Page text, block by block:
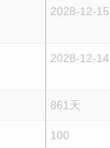
2028-12-15
2028-12-14
861天
100